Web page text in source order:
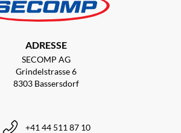
ADRESSE
SECOMP AG
Grindelstrasse 6
8303 Bassersdorf
+41 44 511 87 10